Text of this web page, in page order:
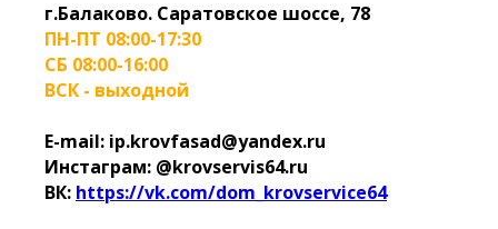
г.Балаково. Саратовское шоссе, 78
ПН-ПТ 08:00-17:30
СБ 08:00-16:00
ВСК - выходной
E-mail: ip.krovfasad@yandex.ru
Инстаграм: @krovservis64.ru
ВК: https://vk.com/dom_krovservice64